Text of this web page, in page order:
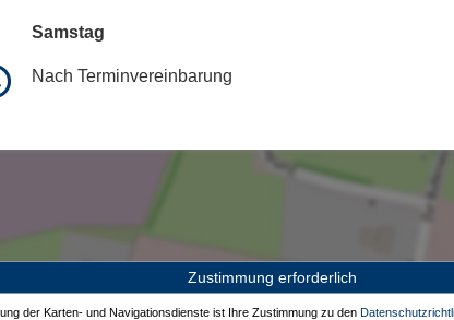
Samstag
Nach Terminvereinbarung
Zustimmung erforderlich
der Karten- und Navigationsdienste ist Ihre Zustimmung zu den